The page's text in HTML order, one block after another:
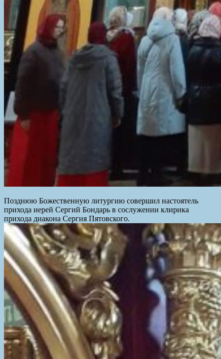
Позднюю Божественную литургию совершил настоятель
прихода иерей Сергий Бондарь в сослужении клирика
прихода диакона Сергия Пятовского.